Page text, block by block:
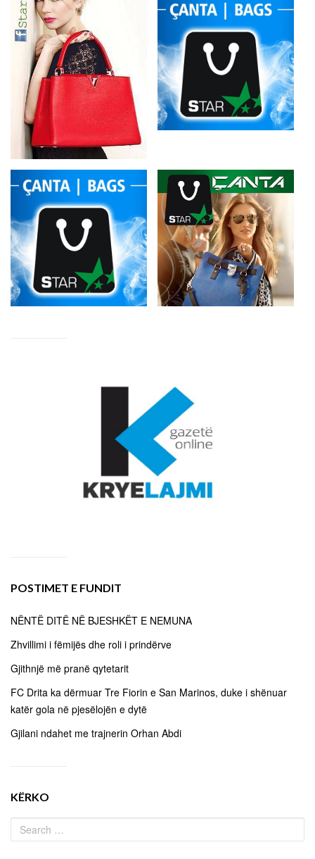
POSTIMET E FUNDIT
NËNTË DITË NË BJESHKËT E NEMUNA
Zhvillimi i fëmijës dhe roli i prindërve
Gjithnjë më pranë qytetarit
FC Drita ka dërmuar Tre Fiorin e San Marinos, duke i shënuar
katër gola në pjesëlojën e dytë
Gjilani ndahet me trajnerin Orhan Abdi
KËRKO